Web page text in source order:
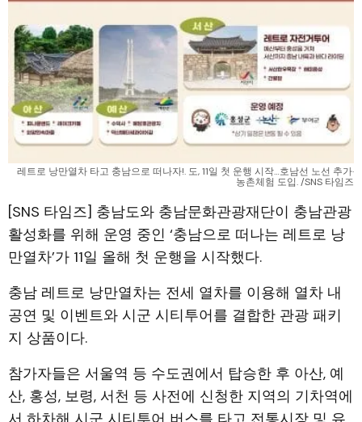
레트로 낭만열차 타고 충남으로 떠나자!. 도, 11일 첫 운행 시작…호남선 노선 추가·
농촌체험 도입. /SNS 타임즈
[SNS 타임즈] 충남도와 충남문화관광재단이 충남관광
활성화를 위해 운영 중인 ‘충남으로 떠나는 레트로 낭
만열차’가 11일 올해 첫 운행을 시작했다.
충남 레트로 낭만열차는 전세 열차를 이용해 열차 내
공연 및 이벤트와 시군 시티투어를 결합한 관광 패키
지 상품이다.
참가자들은 서울역 등 수도권에서 탑승한 후 아산, 예
산, 홍성, 보령, 서천 등 사전에 신청한 지역의 기차역에